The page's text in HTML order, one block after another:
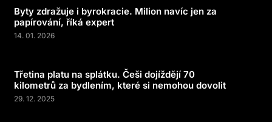
Byty zdražuje i byrokracie. Milion navíc jen za
papírování, říká expert
14. 01. 2026
Třetina platu na splátku. Češi dojíždějí 70
kilometrů za bydlením, které si nemohou dovolit
29. 12. 2025